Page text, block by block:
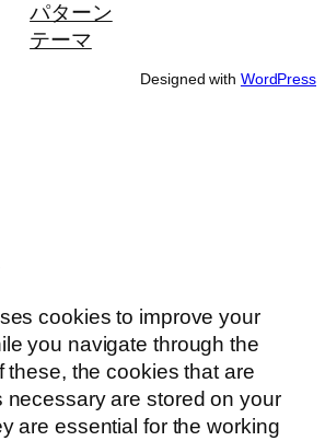
パターン
テーマ
Designed with WordPress
cookies to improve your
you navigate through the
these, the cookies that are
necessary are stored on your
are essential for the working